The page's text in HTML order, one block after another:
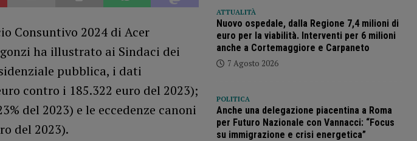
Consuntivo 2024 di Acer
ha illustrato ai Sindaci dei
pubblica, i dati
contro i 185.322 euro del 2023);
del 2023) e le eccedenze canoni
del 2023).
ATTUALITÀ
Nuovo ospedale, dalla Regione 7,4 milioni di
euro per la viabilità. Interventi per 6 milioni
anche a Cortemaggiore e Carpaneto
7 Agosto 2026
POLITICA
Anche una delegazione piacentina a Roma
per Futuro Nazionale con Vannacci: “Focus
su immigrazione e crisi energetica”